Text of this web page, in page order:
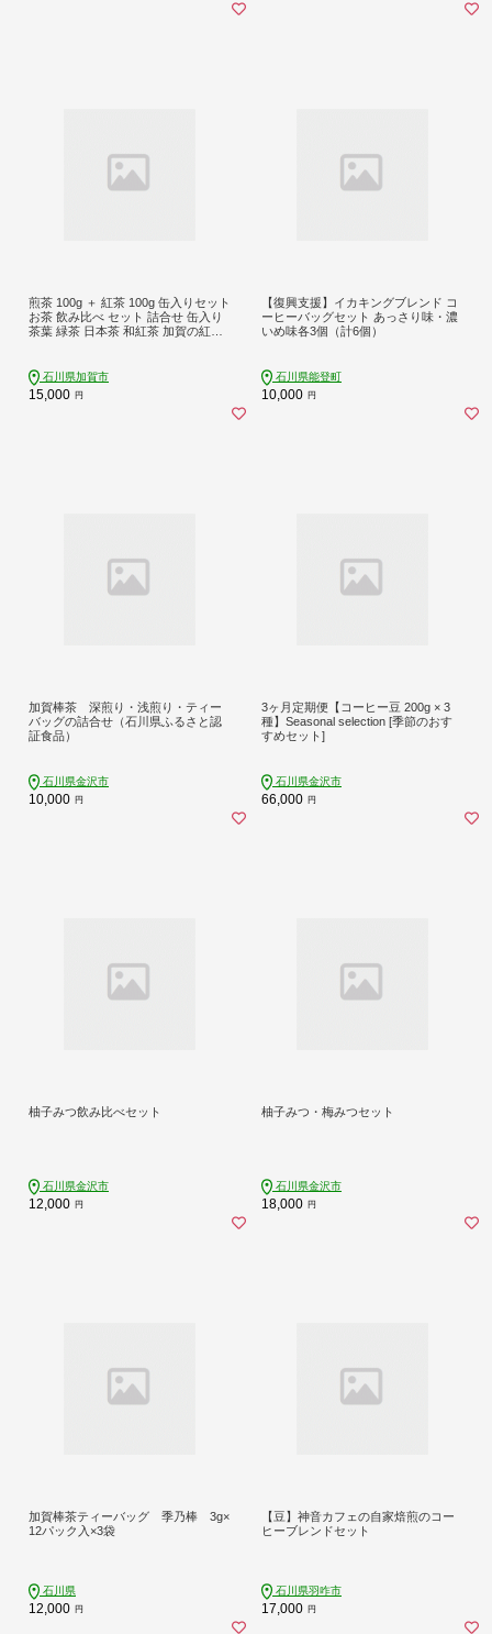
煎茶 100g ＋ 紅茶 100g 缶入りセット
お茶 飲み比べ セット 詰合せ 缶入り
茶葉 緑茶 日本茶 和紅茶 加賀の紅茶
北陸新幹線 F6P-0242
石川県加賀市
15,000 円
【復興支援】イカキングブレンド コ
ーヒーバッグセット あっさり味・濃
いめ味各3個（計6個）
石川県能登町
10,000 円
加賀棒茶 深煎り・浅煎り・ティー
バッグの詰合せ（石川県ふるさと認
証食品）
石川県金沢市
10,000 円
3ヶ月定期便【コーヒー豆 200g × 3
種】Seasonal selection [季節のおす
すめセット]
石川県金沢市
66,000 円
柚子みつ飲み比べセット
石川県金沢市
12,000 円
柚子みつ・梅みつセット
石川県金沢市
18,000 円
加賀棒茶ティーバッグ 季乃棒 3g×
12パック入×3袋
石川県
12,000 円
【豆】神音カフェの自家焙煎のコー
ヒーブレンドセット
石川県羽咋市
17,000 円